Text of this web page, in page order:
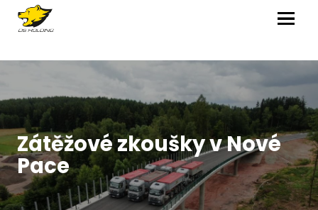
MENU
Zátěžové zkoušky v Nové
Pace